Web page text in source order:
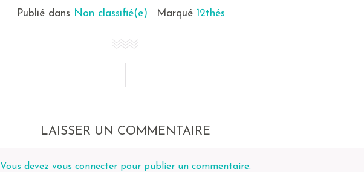
Publié dans Non classifié(e) Marqué12thés
LAISSER UN COMMENTAIRE
Vous devezvous connecter pour publier un commentaire.